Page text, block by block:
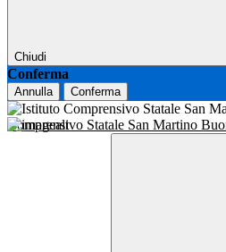
Chiudi
Conferma
Annulla Conferma
Comprensivo Statale San Martino